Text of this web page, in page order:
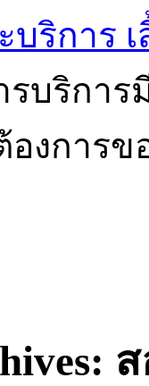
ริการ
บริกา
งการข